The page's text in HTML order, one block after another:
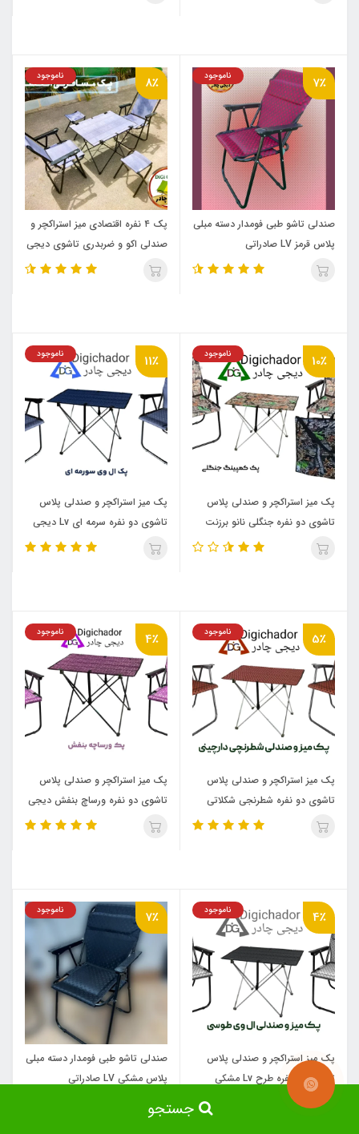
7٪ ناموجود
صندلی تاشو طبی فومدار دسته مبلی
پلاس قرمز LV صادراتی
8٪ ناموجود
پک ۴ نفره اقتصادی میز استراکچر و
صندلی اکو و ضربدری تاشوی دیجی
چادر
10٪ ناموجود
پک میز استراکچر و صندلی پلاس
تاشوی دو نفره جنگلی نانو برزنت
دیجی چادر
11٪ ناموجود
پک میز استراکچر و صندلی پلاس
تاشوی دو نفره سرمه ای Lv دیجی
چادر
5٪ ناموجود
پک میز استراکچر و صندلی پلاس
تاشوی دو نفره شطرنجی شکلاتی
دیجی چادر
4٪ ناموجود
پک میز استراکچر و صندلی پلاس
تاشوی دو نفره ورساچ بنفش دیجی
چادر
4٪ ناموجود
پک میز استراکچر و صندلی پلاس
تاشوی دو نفره طرح Lv مشکی
دیجی چادر
7٪ ناموجود
صندلی تاشو طبی فومدار دسته مبلی
پلاس مشکی LV صادراتی
جستجو